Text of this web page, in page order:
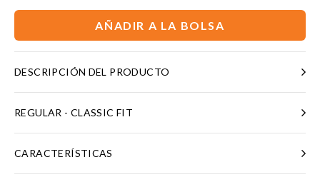
AÑADIR A LA BOLSA
DESCRIPCIÓN DEL PRODUCTO
REGULAR - CLASSIC FIT
CARACTERÍSTICAS